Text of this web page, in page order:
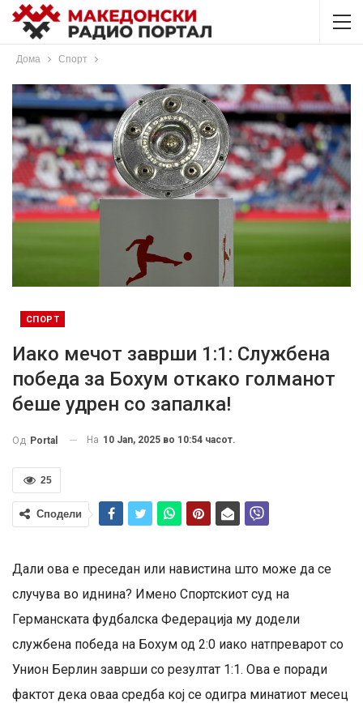
Дома Спорт
СПОРТ
Иако мечот заврши 1:1: Службена
победа за Бохум откако голманот
беше удрен со запалка!
Од Portal На 10 Jan, 2025 во 10:54 часот.
25
Сподели
Дали ова е преседан или навистина што може да се
случува во иднина? Имено Спортскиот суд на
Германската фудбалска Федерација му додели
службена победа на Бохум од 2:0 иако натпреварот со
Унион Берлин заврши со резултат 1:1. Ова е поради
фактот дека оваа средба кој се одигра минатиот месец